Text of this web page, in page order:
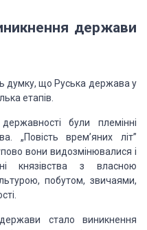
держави
думку, що Руська держава у
етапів.
були племінні
„Повість врем’яних літ”
вони видозмінювалися і
князівства з власною
побутом, звичаями,
стало виникнення